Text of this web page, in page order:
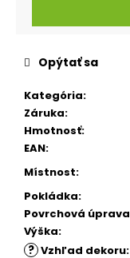
Kategória:
Záruka:
Hmotnosť:
EAN:
Místnost:
Pokládka:
Povrchová úprava
Výška:
? Vzhľad dekoru:
Opýtať sa